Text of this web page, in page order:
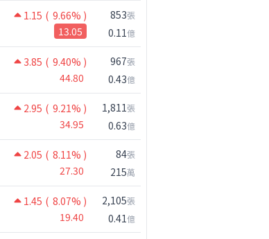
1.15 ( 9.66% )
13.05
853張
0.11億
3.85 ( 9.40% )
44.80
967張
0.43億
2.95 ( 9.21% )
34.95
1,811張
0.63億
2.05 ( 8.11% )
27.30
84張
215萬
1.45 ( 8.07% )
19.40
2,105張
0.41億